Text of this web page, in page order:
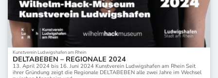
Kunstverein Ludwigshafen am Rhein
DELTABEBEN – REGIONALE 2024
13. April 2024 bis 16. Juni 2024 Kunstverein Ludwigshafen am Rhein Seit
ihrer Gründung zeigt die Regionale DELTABEBEN alle zwei Jahre im Wechsel